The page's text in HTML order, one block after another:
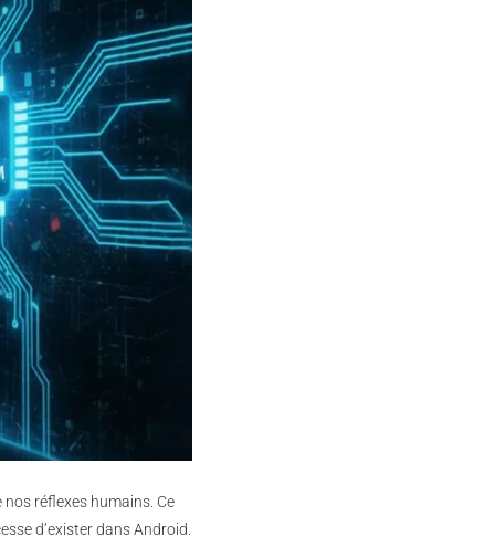
réflexes humains. Ce
d’exister dans Android.